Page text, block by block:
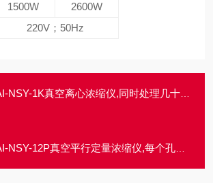
1500W
2600W
220V；50Hz
NSY-1K真空离心浓缩仪,同时处理几十到上百个样品
NSY-12P真空平行定量浓缩仪,每个孔位的温度一致